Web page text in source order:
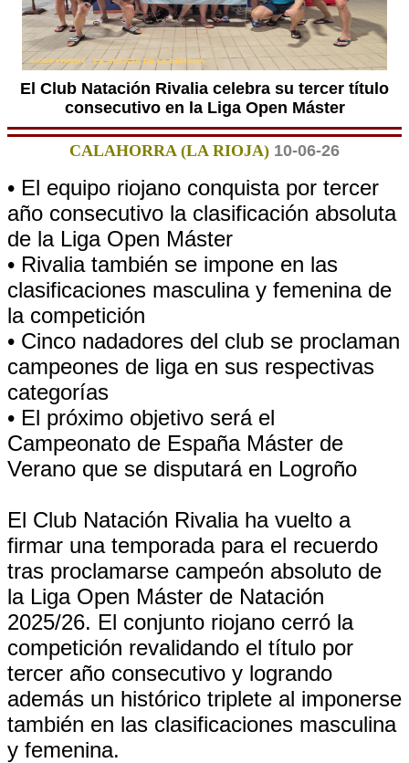
El Club Natación Rivalia celebra su tercer título
consecutivo en la Liga Open Máster
CALAHORRA (LA RIOJA) 10-06-26
• El equipo riojano conquista por tercer
año consecutivo la clasificación absoluta
de la Liga Open Máster
• Rivalia también se impone en las
clasificaciones masculina y femenina de
la competición
• Cinco nadadores del club se proclaman
campeones de liga en sus respectivas
categorías
• El próximo objetivo será el
Campeonato de España Máster de
Verano que se disputará en Logroño
El Club Natación Rivalia ha vuelto a
firmar una temporada para el recuerdo
tras proclamarse campeón absoluto de
la Liga Open Máster de Natación
2025/26. El conjunto riojano cerró la
competición revalidando el título por
tercer año consecutivo y logrando
además un histórico triplete al imponerse
también en las clasificaciones masculina
y femenina.